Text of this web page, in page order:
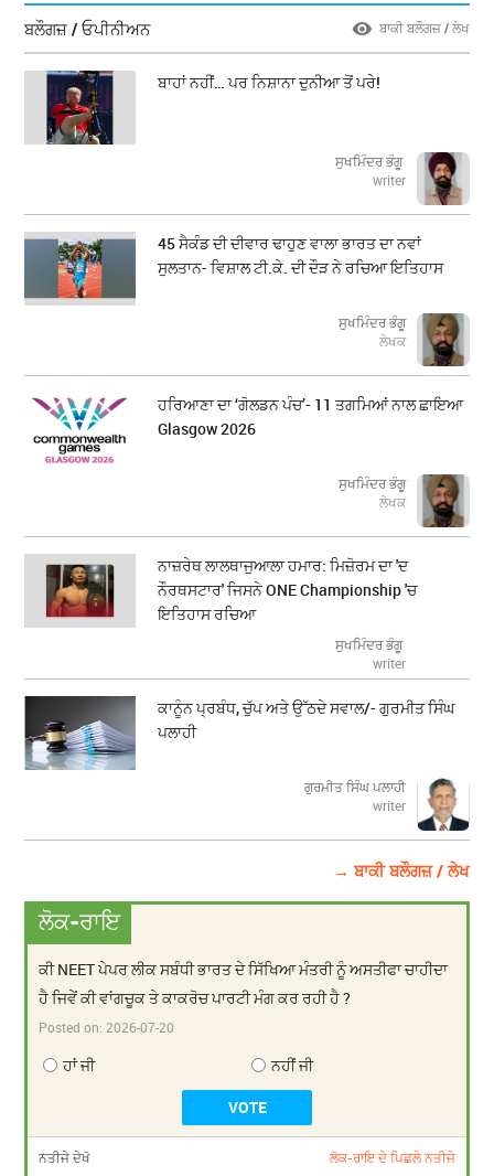
ਬਲੌਗਜ਼ / ਓਪੀਨੀਅਨ ਬਾਕੀ ਬਲੌਗਜ਼ / ਲੇਖ
ਬਾਹਾਂ ਨਹੀਂ… ਪਰ ਨਿਸ਼ਾਨਾ ਦੁਨੀਆ ਤੋਂ ਪਰੇ!
ਸੁਖਮਿੰਦਰ ਭੰਗੂ
writer
45 ਸੈਕੰਡ ਦੀ ਦੀਵਾਰ ਢਾਹੁਣ ਵਾਲਾ ਭਾਰਤ ਦਾ ਨਵਾਂ
ਸੁਲਤਾਨ- ਵਿਸ਼ਾਲ ਟੀ.ਕੇ. ਦੀ ਦੌੜ ਨੇ ਰਚਿਆ ਇਤਿਹਾਸ
ਸੁਖਮਿੰਦਰ ਭੰਗੂ
ਲੇਖਕ
ਹਰਿਆਣਾ ਦਾ ‘ਗੋਲਡਨ ਪੰਚ’- 11 ਤਗਮਿਆਂ ਨਾਲ ਛਾਇਆ
Glasgow 2026
ਸੁਖਮਿੰਦਰ ਭੰਗੂ
ਲੇਖਕ
ਨਾਜ਼ਰੇਥ ਲਾਲਥਾਜੁਆਲਾ ਹਮਾਰ: ਮਿਜ਼ੋਰਮ ਦਾ 'ਦ
ਨੌਰਥਸਟਾਰ' ਜਿਸਨੇ ONE Championship 'ਚ
ਇਤਿਹਾਸ ਰਚਿਆ
ਸੁਖਮਿੰਦਰ ਭੰਗੂ
writer
ਕਾਨੂੰਨ ਪ੍ਰਬੰਧ, ਚੁੱਪ ਅਤੇ ਉੱਠਦੇ ਸਵਾਲ/- ਗੁਰਮੀਤ ਸਿੰਘ
ਪਲਾਹੀ
ਗੁਰਮੀਤ ਸਿੰਘ ਪਲਾਹੀ
writer
→ ਬਾਕੀ ਬਲੌਗਜ਼ / ਲੇਖ
ਲੋਕ-ਰਾਇ
ਕੀ NEET ਪੇਪਰ ਲੀਕ ਸਬੰਧੀ ਭਾਰਤ ਦੇ ਸਿੱਖਿਆ ਮੰਤਰੀ ਨੂੰ ਅਸਤੀਫਾ ਚਾਹੀਦਾ
ਹੈ ਜਿਵੇਂ ਕੀ ਵਾਂਗਚੂਕ ਤੇ ਕਾਕਰੋਚ ਪਾਰਟੀ ਮੰਗ ਕਰ ਰਹੀ ਹੈ ?
Posted on:2026-07-20
ਹਾਂ ਜੀ ਨਹੀਂ ਜੀ
ਨਤੀਜੇ ਦੇਖੋ ਲੋਕ-ਰਾਇ ਦੇ ਪਿਛਲੇ ਨਤੀਜੇ